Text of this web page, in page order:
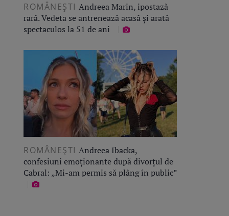
ROMÂNEŞTI Andreea Marin, ipostază
rară. Vedeta se antrenează acasă și arată
spectaculos la 51 de ani
ROMÂNEŞTI Andreea Ibacka,
confesiuni emoționante după divorțul de
Cabral: „Mi-am permis să plâng în public”